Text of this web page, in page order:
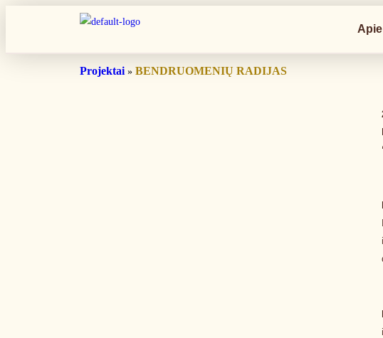
Projektai » BENDRUOMENIŲ RADIJAS